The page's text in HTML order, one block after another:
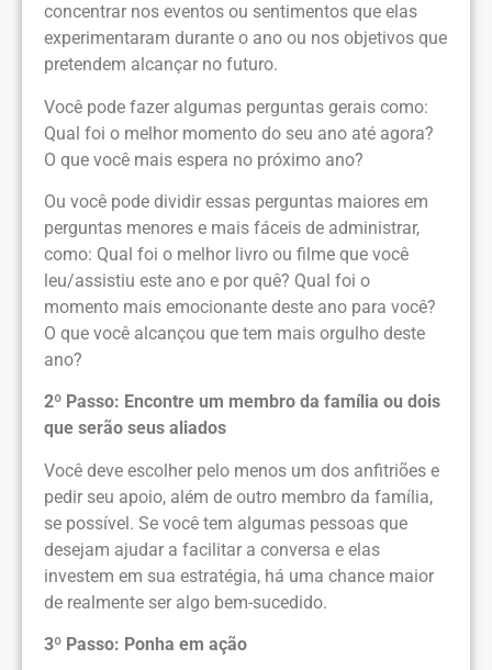
concentrar nos eventos ou sentimentos que elas
experimentaram durante o ano ou nos objetivos que
pretendem alcançar no futuro.
Você pode fazer algumas perguntas gerais como:
Qual foi o melhor momento do seu ano até agora?
O que você mais espera no próximo ano?
Ou você pode dividir essas perguntas maiores em
perguntas menores e mais fáceis de administrar,
como: Qual foi o melhor livro ou filme que você
leu/assistiu este ano e por quê? Qual foi o
momento mais emocionante deste ano para você?
O que você alcançou que tem mais orgulho deste
ano?
2º Passo: Encontre um membro da família ou dois
que serão seus aliados
Você deve escolher pelo menos um dos anfitriões e
pedir seu apoio, além de outro membro da família,
se possível. Se você tem algumas pessoas que
desejam ajudar a facilitar a conversa e elas
investem em sua estratégia, há uma chance maior
de realmente ser algo bem-sucedido.
3º Passo: Ponha em ação